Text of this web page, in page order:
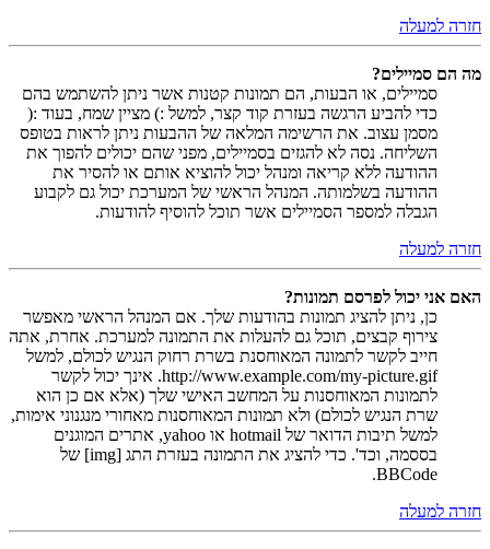
חזרה למעלה
מה הם סמיילים?
סמיילים, או הבעות, הם תמונות קטנות אשר ניתן להשתמש בהם
כדי להביע הרגשה בעזרת קוד קצר, למשל :) מציין שמח, בעוד :(
מסמן עצוב. את הרשימה המלאה של ההבעות ניתן לראות בטופס
השליחה. נסה לא להגזים בסמיילים, מפני שהם יכולים להפוך את
ההודעה ללא קריאה ומנהל יכול להוציא אותם או להסיר את
ההודעה בשלמותה. המנהל הראשי של המערכת יכול גם לקבוע
הגבלה למספר הסמיילים אשר תוכל להוסיף להודעות.
חזרה למעלה
האם אני יכול לפרסם תמונות?
כן, ניתן להציג תמונות בהודעות שלך. אם המנהל הראשי מאפשר
צירוף קבצים, תוכל גם להעלות את התמונה למערכת. אחרת, אתה
חייב לקשר לתמונה המאוחסנת בשרת רחוק הנגיש לכולם, למשל
http://www.example.com/my-picture.gif. אינך יכול לקשר
לתמונות המאוחסנות על המחשב האישי שלך (אלא אם כן הוא
שרת הנגיש לכולם) ולא תמונות המאוחסנות מאחורי מנגנוני אימות,
למשל תיבות הדואר של hotmail או yahoo, אתרים המוגנים
בססמה, וכד'. כדי להציג את התמונה בעזרת התג [img] של
BBCode.
חזרה למעלה